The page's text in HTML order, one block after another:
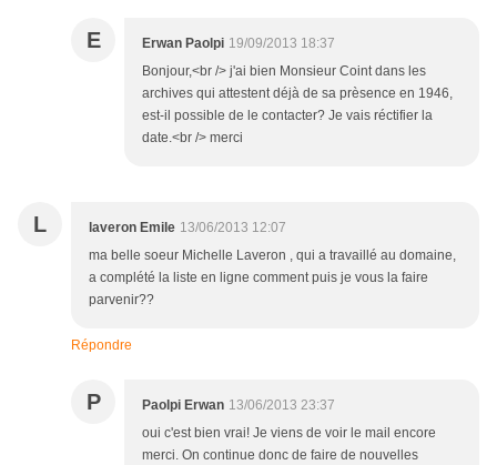
E Erwan Paolpi 19/09/2013 18:37
Bonjour,<br /> j'ai bien Monsieur Coint dans les
archives qui attestent déjà de sa prèsence en 1946,
est-il possible de le contacter? Je vais réctifier la
date.<br /> merci
L laveron Emile 13/06/2013 12:07
ma belle soeur Michelle Laveron , qui a travaillé au domaine,
a complété la liste en ligne comment puis je vous la faire
parvenir??
Répondre
P Paolpi Erwan 13/06/2013 23:37
oui c'est bien vrai! Je viens de voir le mail encore
merci. On continue donc de faire de nouvelles